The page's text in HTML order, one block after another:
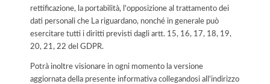
rettificazione, la portabilità, l'opposizione al trattamento dei
dati personali che La riguardano, nonché in generale può
esercitare tutti i diritti previsti dagli artt. 15, 16, 17, 18, 19,
20, 21, 22 del GDPR.
Potrà inoltre visionare in ogni momento la versione
aggiornata della presente informativa collegandosi all'indirizzo